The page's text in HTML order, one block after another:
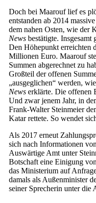
Doch bei Maarouf lief es
entstanden ab 2014
dem nahen Osten, wie der
News bestätigte.
Den Höhepunkt erreichten
Millionen Euro. Maarouf
Summen abgerechnet zu
Großteil der offenen
„ausgeglichen“ werden,
News erklärte. Die offenen
Und zwar jenem Jahr, in
Frank-Walter Steinmeier
Katar rettete. So wendet
Als 2017 erneut
sich nach Informationen von
Auswärtige Amt unter
Botschaft eine Einigung
das Ministerium auf
damals als Außenminister
seiner Sprecherin unter die